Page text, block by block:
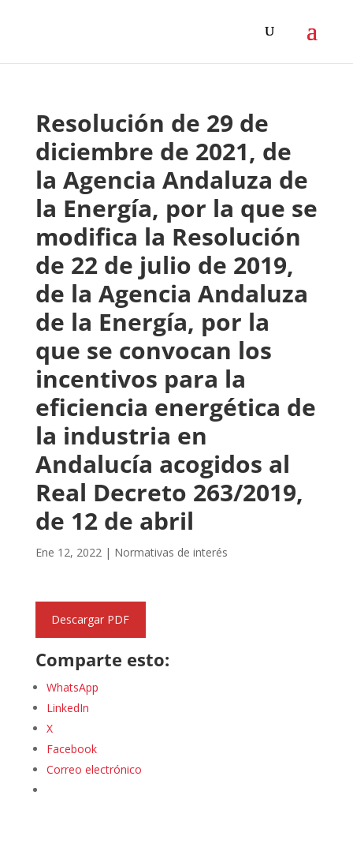
Resolución de 29 de
diciembre de 2021, de
la Agencia Andaluza de
la Energía, por la que se
modifica la Resolución
de 22 de julio de 2019,
de la Agencia Andaluza
de la Energía, por la
que se convocan los
incentivos para la
eficiencia energética de
la industria en
Andalucía acogidos al
Real Decreto 263/2019,
de 12 de abril
Ene 12, 2022| Normativas de interés
Descargar PDF
Comparte esto:
WhatsApp
LinkedIn
X
Facebook
Correo electrónico